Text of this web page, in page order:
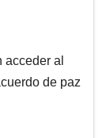
al
de paz